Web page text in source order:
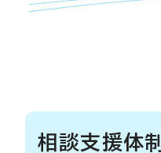
相談支援体